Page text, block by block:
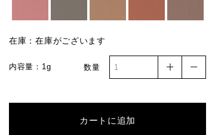
011M 012M 013M
在庫：在庫がございます
内容量：1g 数量
カートに追加